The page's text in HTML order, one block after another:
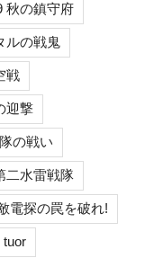
秋の鎮守府
ルの戦鬼
戦
迎撃
の戦い
二水雷戦隊
電探の罠を破れ!
tuor